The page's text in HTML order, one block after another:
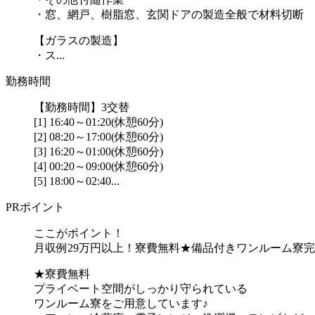
・窓、網戸、樹脂窓、玄関ドアの製造全般で材料切断
【ガラスの製造】
・ス...
勤務時間
【勤務時間】3交替
[1] 16:40～01:20(休憩60分)
[2] 08:20～17:00(休憩60分)
[3] 16:20～01:00(休憩60分)
[4] 00:20～09:00(休憩60分)
[5] 18:00～02:40...
PRポイント
ここがポイント！
月収例29万円以上！寮費無料★備品付きワンルーム寮
★寮費無料
プライベート空間がしっかり守られている
ワンルーム寮をご用意しています♪